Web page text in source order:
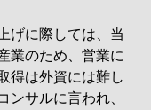
げに際しては、当
業のため、営業に
得は外資には難し
ンサルに言われ、